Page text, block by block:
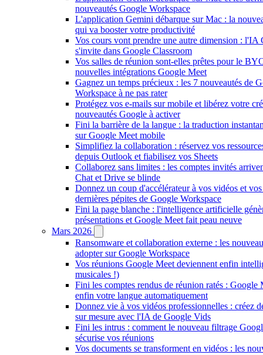
nouveautés Google Workspace
L'application Gemini débarque sur Mac : la
qui va booster votre productivité
Vos cours vont prendre une autre dimension : l'IA
s'invite dans Google Classroom
Vos salles de réunion sont-elles prêtes pour le
nouvelles intégrations Google Meet
Gagnez un temps précieux : les 7 nouveautés de
Workspace à ne pas rater
Protégez vos e-mails sur mobile et libérez votre
nouveautés Google à activer
Fini la barrière de la langue : la traduction
sur Google Meet mobile
Simplifiez la collaboration : réservez vos
depuis Outlook et fiabilisez vos Sheets
Collaborez sans limites : les comptes invités
Chat et Drive se blinde
Donnez un coup d'accélérateur à vos vidéos et
dernières pépites de Google Workspace
Fini la page blanche : l'intelligence artificielle
présentations et Google Meet fait peau neuve
Mars 2026
Ransomware et collaboration externe : les
adopter sur Google Workspace
Vos réunions Google Meet deviennent enfin
musicales !)
Fini les comptes rendus de réunion ratés : Google
enfin votre langue automatiquement
Donnez vie à vos vidéos professionnelles : créez
sur mesure avec l'IA de Google Vids
Fini les intrus : comment le nouveau filtrage
sécurise vos réunions
Vos documents se transforment en vidéos : les